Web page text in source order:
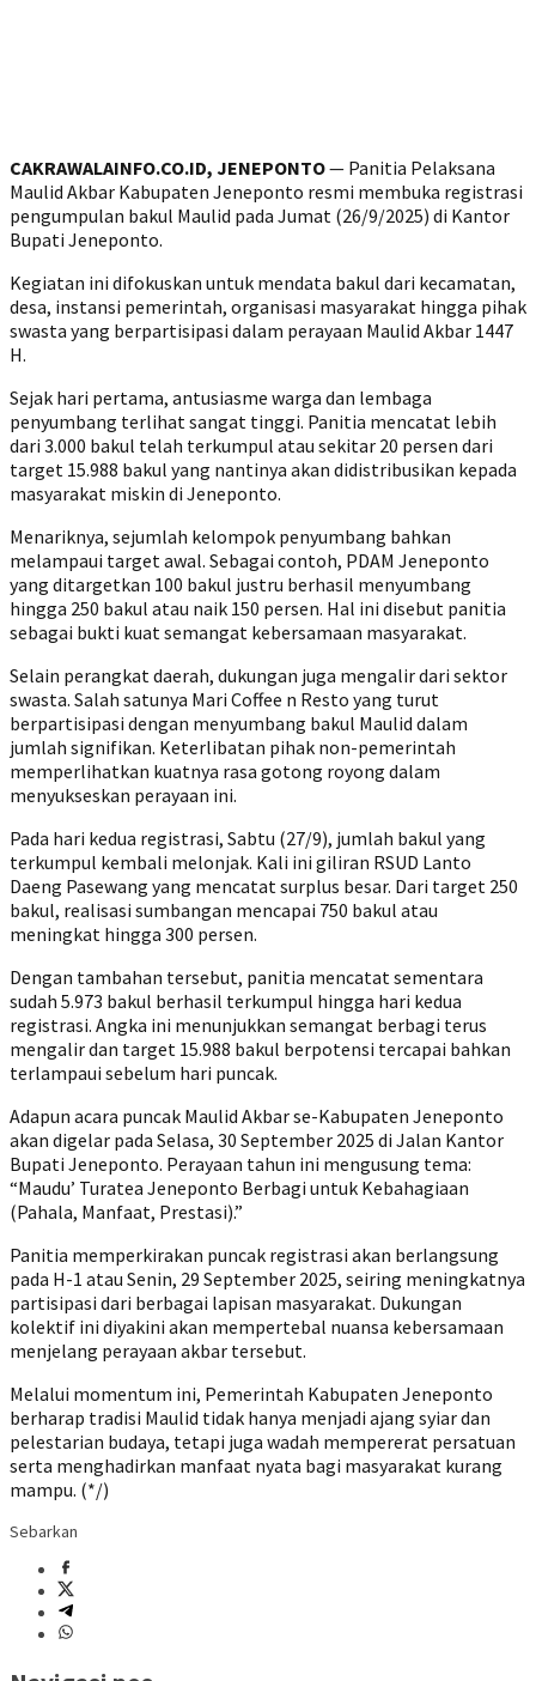
CAKRAWALAINFO.CO.ID, JENEPONTO— Panitia Pelaksana
Maulid Akbar Kabupaten Jeneponto resmi membuka registrasi
pengumpulan bakul Maulid pada Jumat (26/9/2025) di Kantor
Bupati Jeneponto.
‎Kegiatan ini difokuskan untuk mendata bakul dari kecamatan,
desa, instansi pemerintah, organisasi masyarakat hingga pihak
swasta yang berpartisipasi dalam perayaan Maulid Akbar 1447
H.
‎Sejak hari pertama, antusiasme warga dan lembaga
penyumbang terlihat sangat tinggi. Panitia mencatat lebih
dari 3.000 bakul telah terkumpul atau sekitar 20 persen dari
target 15.988 bakul yang nantinya akan didistribusikan kepada
masyarakat miskin di Jeneponto.
‎Menariknya, sejumlah kelompok penyumbang bahkan
melampaui target awal. Sebagai contoh, PDAM Jeneponto
yang ditargetkan 100 bakul justru berhasil menyumbang
hingga 250 bakul atau naik 150 persen. Hal ini disebut panitia
sebagai bukti kuat semangat kebersamaan masyarakat.
‎Selain perangkat daerah, dukungan juga mengalir dari sektor
swasta. Salah satunya Mari Coffee n Resto yang turut
berpartisipasi dengan menyumbang bakul Maulid dalam
jumlah signifikan. Keterlibatan pihak non-pemerintah
memperlihatkan kuatnya rasa gotong royong dalam
menyukseskan perayaan ini.
‎Pada hari kedua registrasi, Sabtu (27/9), jumlah bakul yang
terkumpul kembali melonjak. Kali ini giliran RSUD Lanto
Daeng Pasewang yang mencatat surplus besar. Dari target 250
bakul, realisasi sumbangan mencapai 750 bakul atau
meningkat hingga 300 persen.
‎Dengan tambahan tersebut, panitia mencatat sementara
sudah 5.973 bakul berhasil terkumpul hingga hari kedua
registrasi. Angka ini menunjukkan semangat berbagi terus
mengalir dan target 15.988 bakul berpotensi tercapai bahkan
terlampaui sebelum hari puncak.
‎Adapun acara puncak Maulid Akbar se-Kabupaten Jeneponto
akan digelar pada Selasa, 30 September 2025 di Jalan Kantor
Bupati Jeneponto. Perayaan tahun ini mengusung tema:
“Maudu’ Turatea Jeneponto Berbagi untuk Kebahagiaan
(Pahala, Manfaat, Prestasi).”
‎Panitia memperkirakan puncak registrasi akan berlangsung
pada H-1 atau Senin, 29 September 2025, seiring meningkatnya
partisipasi dari berbagai lapisan masyarakat. Dukungan
kolektif ini diyakini akan mempertebal nuansa kebersamaan
menjelang perayaan akbar tersebut.
‎Melalui momentum ini, Pemerintah Kabupaten Jeneponto
berharap tradisi Maulid tidak hanya menjadi ajang syiar dan
pelestarian budaya, tetapi juga wadah mempererat persatuan
serta menghadirkan manfaat nyata bagi masyarakat kurang
mampu. (*/)
Sebarkan